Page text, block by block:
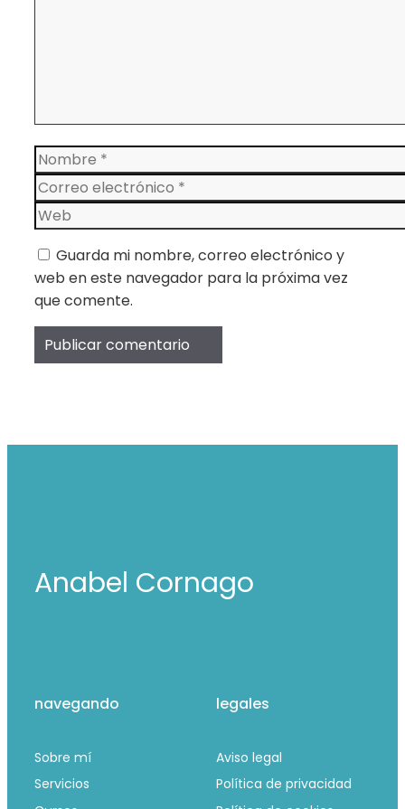
Nombre
Correo
electrónico
Web
Guarda mi nombre, correo electrónico y
web en este navegador para la próxima vez
que comente.
Anabel Cornago
navegando
Sobre mí
Servicios
legales
Aviso legal
Política de privacidad